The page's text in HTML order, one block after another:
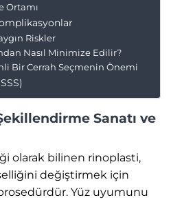
Ortamı
Riskler
Nasıl Minimize Edilir?
Bir Cerrah Seçmenin Önemi
Sanatı ve
olarak bilinen rinoplasti,
değiştirmek için
Yüz uyumunu